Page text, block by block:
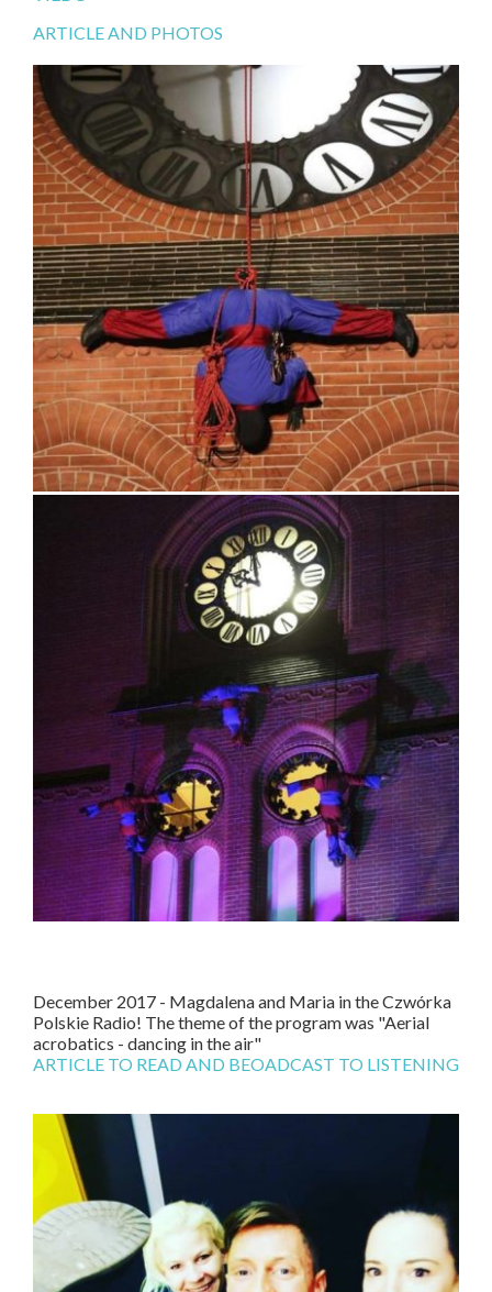
ARTICLE AND PHOTOS
December 2017 - Magdalena and Maria in the Czwórka
Polskie Radio! The theme of the program was "Aerial
acrobatics - dancing in the air"
ARTICLE TO READ AND BEOADCAST TO LISTENING